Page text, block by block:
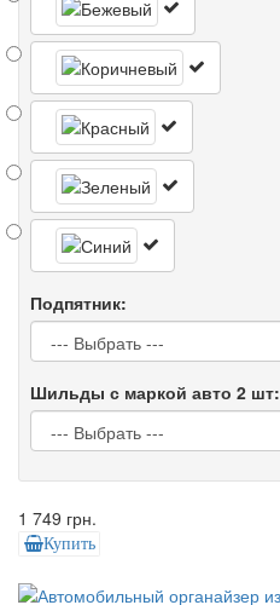
Подпятник:
Шильды с маркой авто 2 шт:
1 749 грн.
Купить